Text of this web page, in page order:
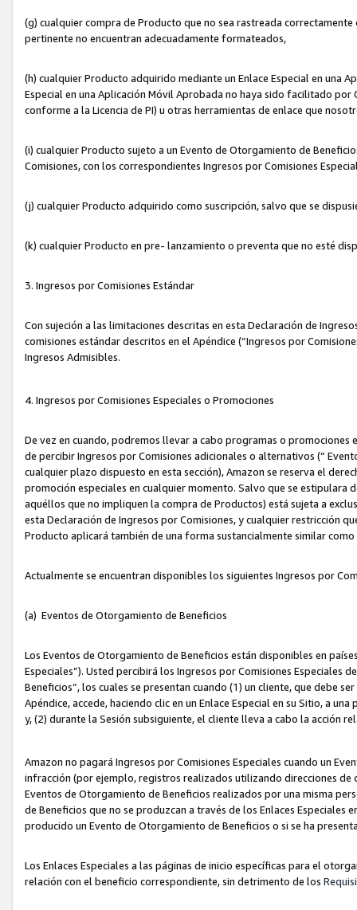
(g) cualquier compra de Producto que no sea rastreada
pertinente no encuentran adecuadamente formateados,
(h) cualquier Producto adquirido mediante un Enlace Especial en una
Especial en una Aplicación Móvil Aprobada no haya sido facilitado
conforme a la Licencia de PI) u otras herramientas de enlace que
(i) cualquier Producto sujeto a un Evento de Otorgamiento de
Comisiones, con los correspondientes Ingresos por Comisiones
(j) cualquier Producto adquirido como suscripción, salvo que se
(k) cualquier Producto en pre- lanzamiento o preventa que no esté
3. Ingresos por Comisiones Estándar
Con sujeción a las limitaciones descritas en esta Declaración de
comisiones estándar descritos en el Apéndice (“Ingresos por
Ingresos Admisibles.
4. Ingresos por Comisiones Especiales o Promociones
De vez en cuando, podremos llevar a cabo programas o
de percibir Ingresos por Comisiones adicionales o alternativos (“
cualquier plazo dispuesto en esta sección), Amazon se reserva el
promoción especiales en cualquier momento. Salvo que se
aquéllos que no impliquen la compra de Productos) está sujeta a
esta Declaración de Ingresos por Comisiones, y cualquier restricción
Producto aplicará también de una forma sustancialmente similar
Actualmente se encuentran disponibles los siguientes Ingresos por
(a) Eventos de Otorgamiento de Beneficios
Los Eventos de Otorgamiento de Beneficios están disponibles en
Especiales”). Usted percibirá los Ingresos por Comisiones Especiales
Beneficios”, los cuales se presentan cuando (1) un cliente, que debe
Apéndice, accede, haciendo clic en un Enlace Especial en su Sitio, a
y, (2) durante la Sesión subsiguiente, el cliente lleva a cabo la acción
Amazon no pagará Ingresos por Comisiones Especiales cuando un
infracción (por ejemplo, registros realizados utilizando direcciones
Eventos de Otorgamiento de Beneficios realizados por una misma
de Beneficios que no se produzcan a través de los Enlaces Especiales
producido un Evento de Otorgamiento de Beneficios o si se ha
Los Enlaces Especiales a las páginas de inicio específicas para el
relación con el beneficio correspondiente, sin detrimento de los